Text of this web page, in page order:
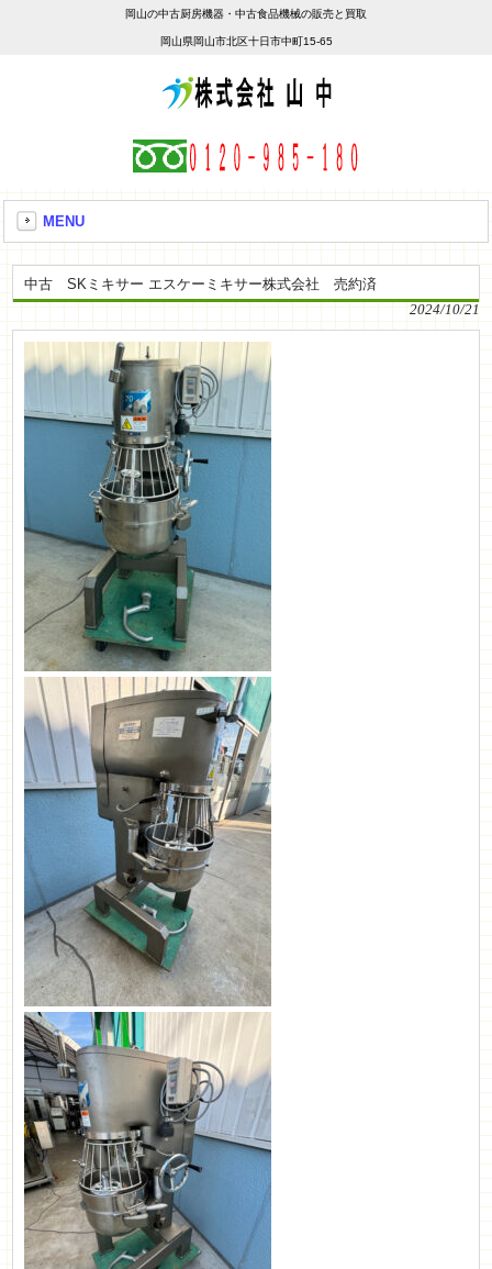
岡山の中古厨房機器・中古食品機械の販売と買取
岡山県岡山市北区十日市中町15-65
MENU
中古 SKミキサー エスケーミキサー株式会社 売約済
2024/10/21